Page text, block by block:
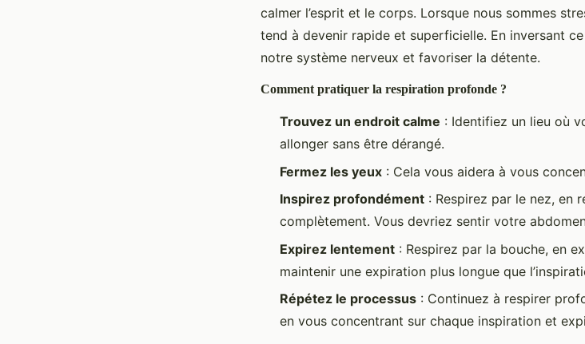
calmer l’esprit et le corps. Lorsque nous sommes
tend à devenir rapide et superficielle. En inversant
notre système nerveux et favoriser la détente.
Comment pratiquer la respiration profonde ?
Trouvez un endroit calme : Identifiez un lieu où
allonger sans être dérangé.
Fermez les yeux : Cela vous aidera à vous
Inspirez profondément : Respirez par le nez, en
complètement. Vous devriez sentir votre
Expirez lentement : Respirez par la bouche, en
maintenir une expiration plus longue que
Répétez le processus : Continuez à respirer
en vous concentrant sur chaque inspiration et